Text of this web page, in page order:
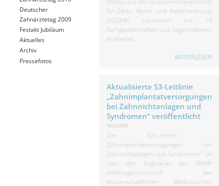
Deutscher
Zahnärztetag 2009
Festakt Jubiläum
Aktuelles
Archiv
Pressefotos
für Zahn-, Mund- und Kieferheilkunde
(DGZMK) zusammen mit 16
Fachgesellschaften und Organisationen
erarbeitet.
WEITERLESEN
Aktualisierte S3-Leitlinie
„Zahnimplantatversorgungen
bei Zahnnichtanlagen und
Syndromen“ veröffentlicht
16.03.2026
Die S3-Leitlinie „
Zahnimplantatversorgungen bei
Zahnnichtanlagen und Syndromen “ ist
nach den Regularien der AWMF
(Arbeitsgemeinschaft der
Wissenschaftlichen Medizinischen